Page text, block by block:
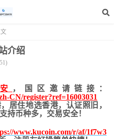
介绍
，国区邀请链接：
CN/register?ref=16003031
居住地选香港，认证照旧，
持币种多，交易安全！
www.kucoin.com/r/af/1f7w3